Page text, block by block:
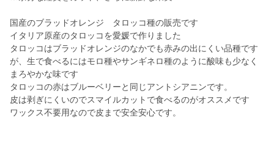
国産のブラッドオレンジ タロッコ種の販売です
イタリア原産のタロッコを愛媛で作りました
タロッコはブラッドオレンジのなかでも赤みの出にくい品種です
が、生で食べるにはモロ種やサンギネロ種のように酸味も少なく
まろやかな味です
タロッコの赤はブルーベリーと同じアントシアニンです。
皮は剥ぎにくいのでスマイルカットで食べるのがオススメです
ワックス不要用なので皮まで安全安心です。